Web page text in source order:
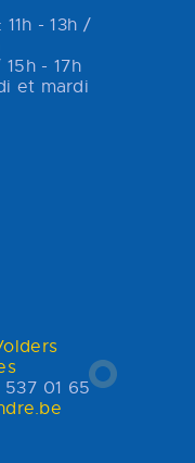
- 13h /
15h - 17h
et mardi
01 65